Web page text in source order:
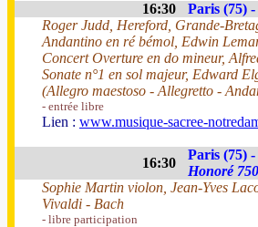
16:30 Paris (75) -
Roger Judd, Hereford, Grande-
Andantino en ré bémol, Edwin
Concert Overture en do mineur,
Sonate n°1 en sol majeur, Edward
(Allegro maestoso - Allegretto -
- entrée libre
Lien : www.musique-sacree-
16:30
Paris (75) -
Honoré
Sophie Martin violon, Jean-Yves
Vivaldi - Bach
- libre participation